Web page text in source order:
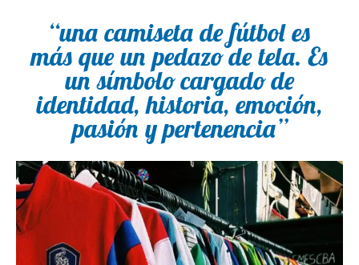
“una camiseta de fútbol es
más que un pedazo de tela. Es
un símbolo cargado de
identidad, historia, emoción,
pasión y pertenencia”